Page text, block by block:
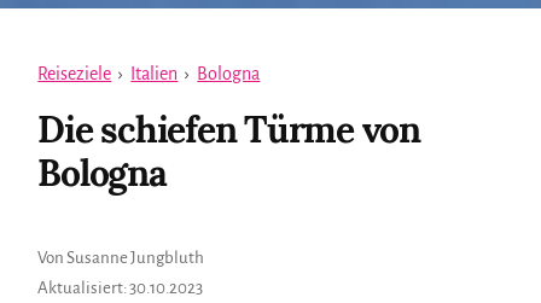
Reiseziele › Italien › Bologna
Die schiefen Türme von
Bologna
Von Susanne Jungbluth
Aktualisiert:30.10.2023